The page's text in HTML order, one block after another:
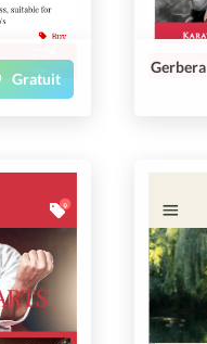
Gratuit
Gerbera